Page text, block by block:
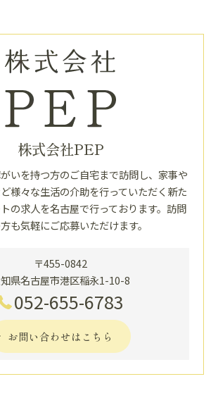
株式会社PEP
いを持つ方のご自宅まで訪問し、家事や
様々な生活の介助を行っていただく新た
の求人を名古屋で行っております。訪問
も気軽にご応募いただけます。
〒455-0842
県名古屋市港区稲永1-10-8
052-655-6783
お問い合わせはこちら